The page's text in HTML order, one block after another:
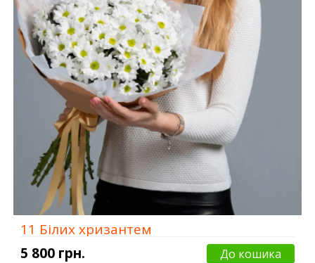
11 Білих хризантем
5 800 грн.
До кошика